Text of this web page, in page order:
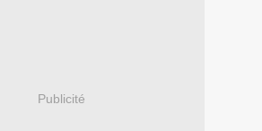
Publicité